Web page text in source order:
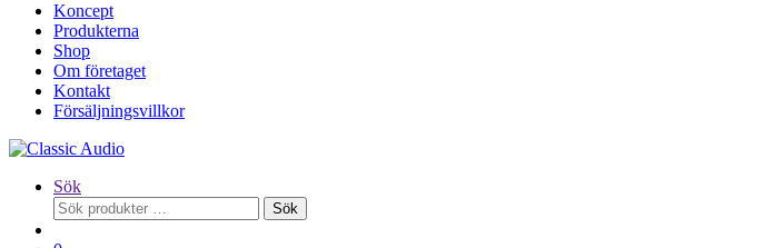
Koncept
Produkterna
Shop
Om företaget
Kontakt
Försäljningsvillkor
Sök
Sök
efter:
Sök